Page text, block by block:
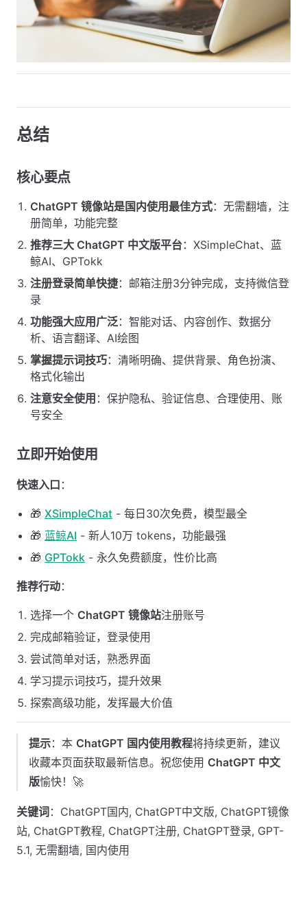
总结
核心要点
ChatGPT 镜像站是国内使用最佳方式：无需翻墙，注
册简单，功能完整
推荐三大 ChatGPT 中文版平台：XSimpleChat、蓝
鲸AI、GPTokk
注册登录简单快捷：邮箱注册3分钟完成，支持微信登
录
功能强大应用广泛：智能对话、内容创作、数据分
析、语言翻译、AI绘图
掌握提示词技巧：清晰明确、提供背景、角色扮演、
格式化输出
注意安全使用 ：保护隐私、验证信息、合理使用、账
号安全
立即开始使用
快速入口 ：
🎁 XSimpleChat - 每日30次免费，模型最全
🎁 蓝鲸AI - 新人10万 tokens，功能最强
🎁 GPTokk - 永久免费额度，性价比高
推荐行动：
选择一个 ChatGPT 镜像站注册账号
完成邮箱验证，登录使用
尝试简单对话，熟悉界面
学习提示词技巧，提升效果
探索高级功能，发挥最大价值
提示：本 ChatGPT 国内使用教程将持续更新，建议
收藏本页面获取最新信息。祝您使用 ChatGPT 中文
版愉快！🚀
关键词 ：ChatGPT国内, ChatGPT中文版, ChatGPT镜像
站, ChatGPT教程, ChatGPT注册, ChatGPT登录, GPT-
5.1, 无需翻墙, 国内使用